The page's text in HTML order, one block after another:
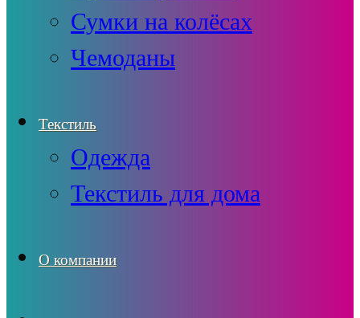
Сумки на колёсах
Чемоданы
Текстиль
Одежда
Текстиль для дома
О компании